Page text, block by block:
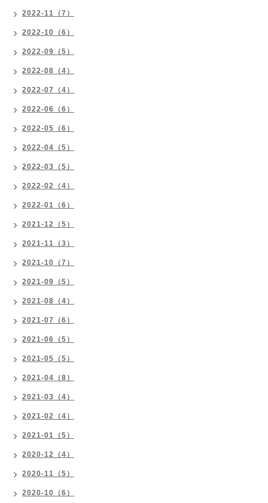
2022-11（7）
2022-10（6）
2022-09（5）
2022-08（4）
2022-07（4）
2022-06（6）
2022-05（6）
2022-04（5）
2022-03（5）
2022-02（4）
2022-01（6）
2021-12（5）
2021-11（3）
2021-10（7）
2021-09（5）
2021-08（4）
2021-07（6）
2021-06（5）
2021-05（5）
2021-04（8）
2021-03（4）
2021-02（4）
2021-01（5）
2020-12（4）
2020-11（5）
2020-10（6）